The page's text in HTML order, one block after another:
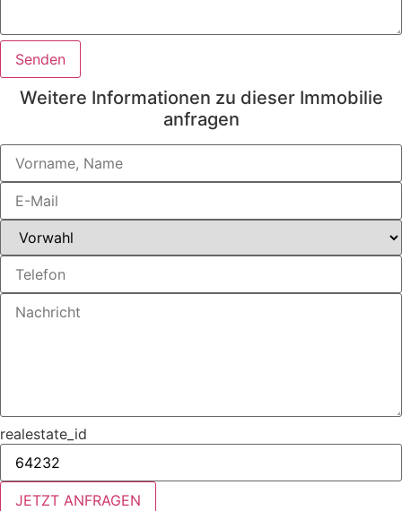
Senden
Weitere Informationen zu dieser Immobilie
anfragen​
realestate_id
JETZT ANFRAGEN